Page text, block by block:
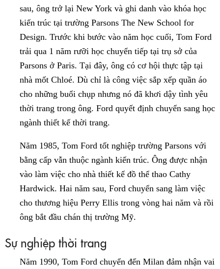
sau, ông trở lại New York và ghi danh vào khóa học
kiến trúc tại trường Parsons The New School for
Design. Trước khi bước vào năm học cuối, Tom Ford
trải qua 1 năm rưỡi học chuyển tiếp tại trụ sở của
Parsons ở Paris. Tại đây, ông có cơ hội thực tập tại
nhà mốt Chloé. Dù chỉ là công việc sắp xếp quần áo
cho những buổi chụp nhưng nó đã khơi dậy tình yêu
thời trang trong ông. Ford quyết định chuyển sang học
ngành thiết kế thời trang.
Năm 1985, Tom Ford tốt nghiệp trường Parsons với
bằng cấp vẫn thuộc ngành kiến trúc. Ông được nhận
vào làm việc cho nhà thiết kế đồ thể thao Cathy
Hardwick. Hai năm sau, Ford chuyển sang làm việc
cho thương hiệu Perry Ellis trong vòng hai năm và rồi
ông bắt đầu chán thị trường Mỹ.
Sự nghiệp thời trang
Năm 1990, Tom Ford chuyển đến Milan đảm nhận vai